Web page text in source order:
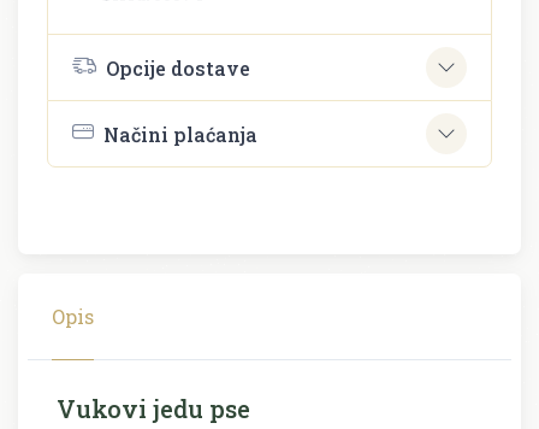
Opcije dostave
Načini plaćanja
Opis
Vukovi jedu pse